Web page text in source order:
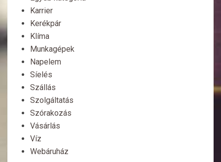
Karrier
Kerékpár
Klíma
Munkagépek
Napelem
Síelés
Szállás
Szolgáltatás
Szórakozás
Vásárlás
Víz
Webáruház